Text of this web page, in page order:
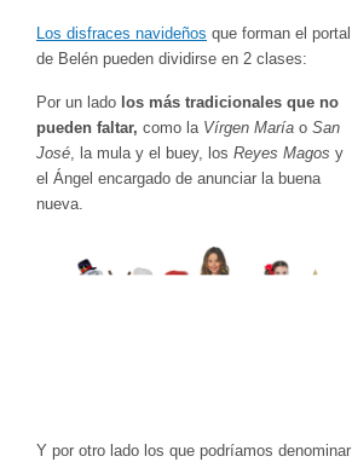
Los disfraces navideños que forman el portal
de Belén pueden dividirse en 2 clases:
Por un lado los más tradicionales que no
pueden faltar, como la Vírgen María o San
José , la mula y el buey, los Reyes Magos y
el Ángel encargado de anunciar la buena
nueva.
Y por otro lado los que podríamos denominar